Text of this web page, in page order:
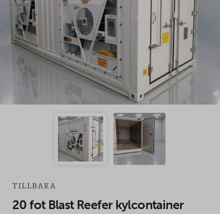
TILLBAKA
20 fot Blast Reefer kylcontainer